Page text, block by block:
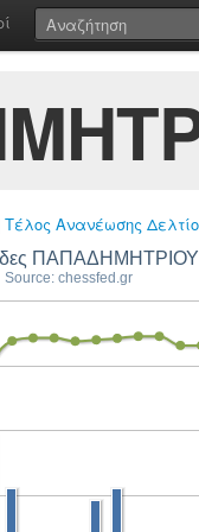
Τέλος Ανανέωσης
Source: chessfed.gr